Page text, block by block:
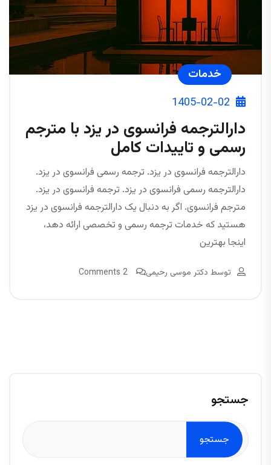
خدمات
1405-02-02
دارالترجمه فرانسوی در یزد با مترجم
رسمی و تاییدات کامل
دارالترجمه فرانسوی در یزد. ترجمه رسمی فرانسوی در یزد.
دارالترجمه رسمی فرانسوی در یزد. ترجمه فرانسوی در یزد.
مترجم فرانسوی. اگر به دنبال یک دارالترجمه فرانسوی در یزد
هستید که خدمات ترجمه رسمی و تخصصی ارائه دهد،
اینجا بهترین
توسط دکتر موسی رحیمی 2 Comments
جستجو
جستجو